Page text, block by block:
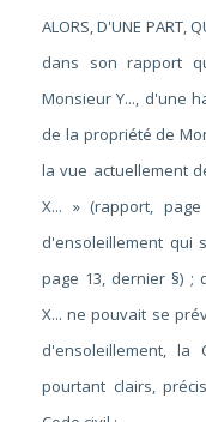
ALORS, D'UNE
dans son rapport
Monsieur Y..., d'une
de la propriété de
la vue actuellement
X... » (rapport,
d'ensoleillement qui
page 13, dernier §) ;
X... ne pouvait se
d'ensoleillement,
pourtant clairs,